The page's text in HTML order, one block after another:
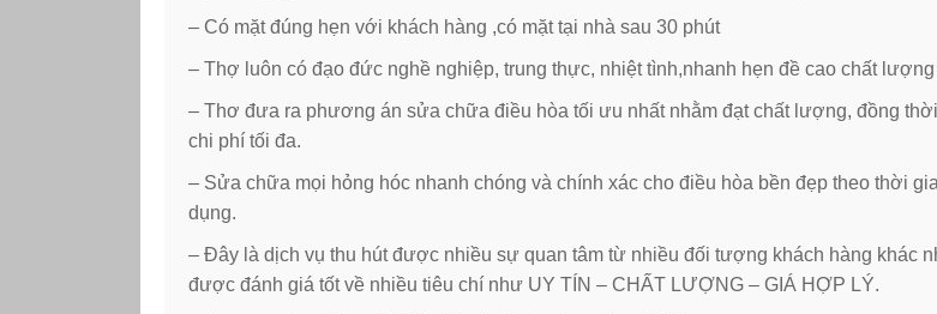
– Có mặt đúng hẹn với khách hàng ,có mặt tại nhà sau 30 phút
– Thợ luôn có đạo đức nghề nghiệp, trung thực, nhiệt tình,nhanh hẹn đề cao chất
– Thơ đưa ra phương án sửa chữa điều hòa tối ưu nhất nhằm đạt chất lượng, đồng
chi phí tối đa.
– Sửa chữa mọi hỏng hóc nhanh chóng và chính xác cho điều hòa bền đẹp theo thời
dụng.
– Đây là dịch vụ thu hút được nhiều sự quan tâm từ nhiều đối tượng khách hàng khác
được đánh giá tốt về nhiều tiêu chí như UY TÍN – CHẤT LƯỢNG – GIÁ HỢP LÝ.